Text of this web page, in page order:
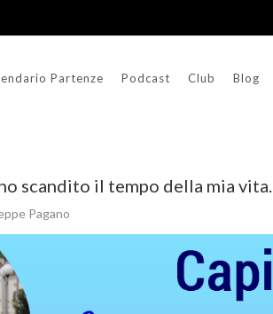
Partenze Podcast Club Blog
scandito il tempo della mia vita.
Pagano